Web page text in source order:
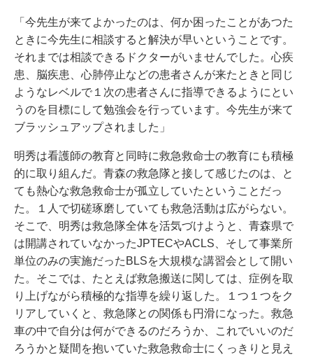
「今先生が来てよかったのは、何か困ったことがあつた
ときに今先生に相談すると解決が早いということです。
それまでは相談できるドクターがいませんでした。心疾
患、脳疾患、心肺停止などの患者さんが来たときと同じ
ようなレベルで１次の患者さんに指導できるようにとい
うのを目標にして勉強会を行っています。今先生が来て
ブラッシュアップされました」
明秀は看護師の教育と同時に救急救命士の教育にも積極
的に取り組んだ。青森の救急隊と接して感じたのは、と
ても熱心な救急救命士が孤立していたということだっ
た。１人で切磋琢磨していても救急活動は広がらない。
そこで、明秀は救急隊全体を活気づけようと、青森県で
は開講されていなかったJPTECやACLS、そして事業所
単位のみの実施だったBLSを大規模な講習会として開い
た。そこでは、たとえば救急搬送に関しては、症例を取
り上げながら積極的な指導を繰り返した。１つ１つをク
リアしていくと、救急隊との関係も円滑になった。救急
車の中で自分は何ができるのだろうか、これでいいのだ
ろうかと疑間を抱いていた救急救命士にくっきりと見え